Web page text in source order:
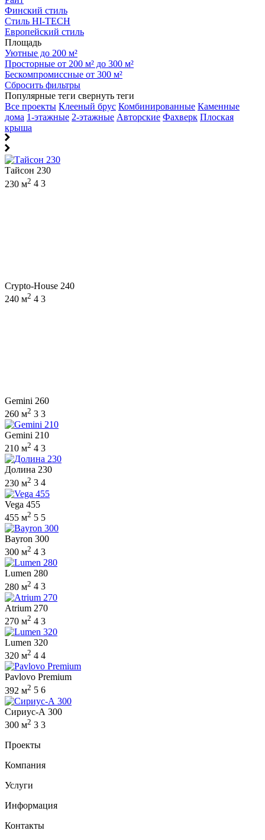
Финский стиль
Стиль HI-TECH
Европейский стиль
Площадь
Уютные до 200 м²
Просторные от 200 м² до 300 м²
Бескомпромиссные от 300 м²
Сбросить фильтры
Популярные теги свернуть теги
Все проекты Клееный брус Комбинированные Каменные
дома 1-этажные 2-этажные Авторские Фахверк Плоская
крыша
Тайсон 230
230 м2 4 3
Crypto-House 240
240 м2 4 3
Gemini 260
260 м2 3 3
Gemini 210
210 м2 4 3
Долина 230
230 м2 3 4
Vega 455
455 м2 5 5
Bayron 300
300 м2 4 3
Lumen 280
280 м2 4 3
Atrium 270
270 м2 4 3
Lumen 320
320 м2 4 4
Pavlovo Premium
392 м2 5 6
Сириус-А 300
300 м2 3 3
Проекты
Компания
Услуги
Информация
Контакты